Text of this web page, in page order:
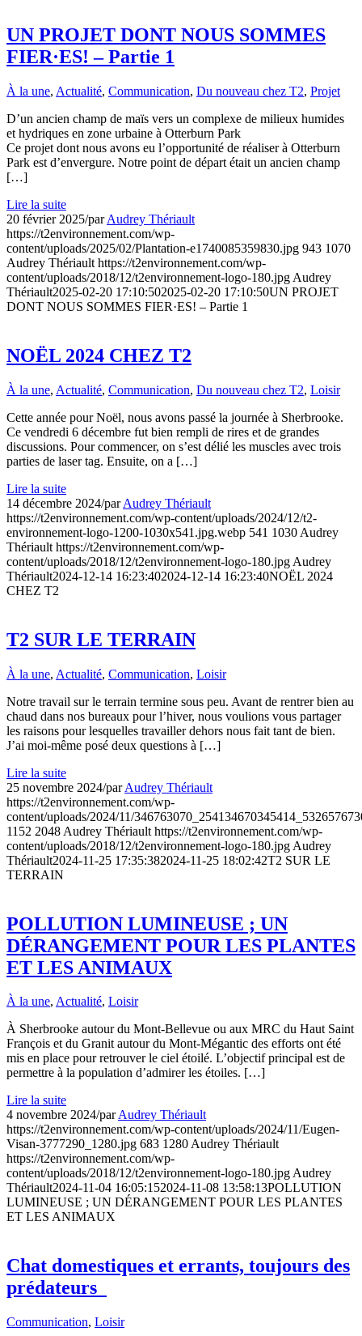
UN PROJET DONT NOUS SOMMES
FIER·ES! – Partie 1
À la une, Actualité, Communication, Du nouveau chez T2, Projet
D’un ancien champ de maïs vers un complexe de milieux humides
et hydriques en zone urbaine à Otterburn Park
Ce projet dont nous avons eu l’opportunité de réaliser à Otterburn
Park est d’envergure. Notre point de départ était un ancien champ
[…]
Lire la suite
20 février 2025/parAudrey Thériault
https://t2environnement.com/wp-
content/uploads/2025/02/Plantation-e1740085359830.jpg 943 1070
Audrey Thériault https://t2environnement.com/wp-
content/uploads/2018/12/t2environnement-logo-180.jpg Audrey
Thériault2025-02-20 17:10:502025-02-20 17:10:50UN PROJET
DONT NOUS SOMMES FIER·ES! – Partie 1
NOËL 2024 CHEZ T2
À la une, Actualité, Communication, Du nouveau chez T2, Loisir
Cette année pour Noël, nous avons passé la journée à Sherbrooke.
Ce vendredi 6 décembre fut bien rempli de rires et de grandes
discussions. Pour commencer, on s’est délié les muscles avec trois
parties de laser tag. Ensuite, on a […]
Lire la suite
14 décembre 2024/parAudrey Thériault
https://t2environnement.com/wp-content/uploads/2024/12/t2-
environnement-logo-1200-1030x541.jpg.webp 541 1030 Audrey
Thériault https://t2environnement.com/wp-
content/uploads/2018/12/t2environnement-logo-180.jpg Audrey
Thériault2024-12-14 16:23:402024-12-14 16:23:40NOËL 2024
CHEZ T2
T2 SUR LE TERRAIN
À la une, Actualité, Communication, Loisir
Notre travail sur le terrain termine sous peu. Avant de rentrer bien au
chaud dans nos bureaux pour l’hiver, nous voulions vous partager
les raisons pour lesquelles travailler dehors nous fait tant de bien.
J’ai moi-même posé deux questions à […]
Lire la suite
25 novembre 2024/parAudrey Thériault
https://t2environnement.com/wp-
content/uploads/2024/11/
1152 2048 Audrey Thériault https://t2environnement.com/wp-
content/uploads/2018/12/t2environnement-logo-180.jpg Audrey
Thériault2024-11-25 17:35:382024-11-25 18:02:42T2 SUR LE
TERRAIN
POLLUTION LUMINEUSE ; UN
DÉRANGEMENT POUR LES PLANTES
ET LES ANIMAUX
À la une, Actualité, Loisir
À Sherbrooke autour du Mont-Bellevue ou aux MRC du Haut Saint
François et du Granit autour du Mont-Mégantic des efforts ont été
mis en place pour retrouver le ciel étoilé. L’objectif principal est de
permettre à la population d’admirer les étoiles. […]
Lire la suite
4 novembre 2024/parAudrey Thériault
https://t2environnement.com/wp-content/uploads/2024/11/Eugen-
Visan-3777290_1280.jpg 683 1280Audrey Thériault
https://t2environnement.com/wp-
content/uploads/2018/12/t2environnement-logo-180.jpgAudrey
Thériault2024-11-04 16:05:152024-11-08 13:58:13POLLUTION
LUMINEUSE ; UN DÉRANGEMENT POUR LES PLANTES
ET LES ANIMAUX
Chat domestiques et errants, toujours des
prédateurs
Communication, Loisir